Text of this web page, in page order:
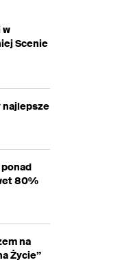
w
Scenie
najlepsze
80%
na
Życie”